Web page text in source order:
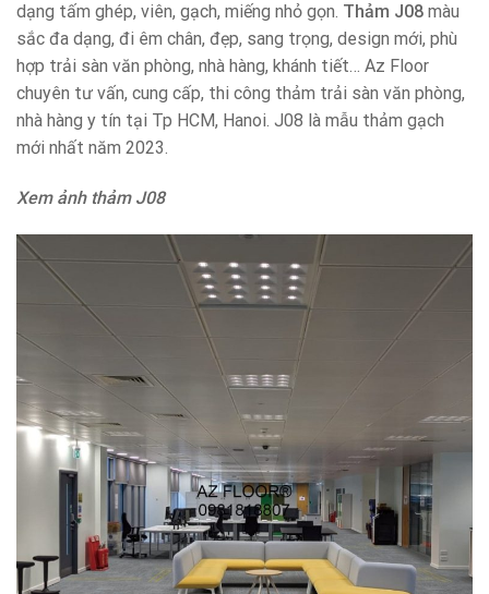
dạng tấm ghép, viên, gạch, miếng nhỏ gọn. Thảm J08 màu
sắc đa dạng, đi êm chân, đẹp, sang trọng, design mới, phù
hợp trải sàn văn phòng, nhà hàng, khánh tiết… Az Floor
chuyên tư vấn, cung cấp, thi công thảm trải sàn văn phòng,
nhà hàng y tín tại Tp HCM, Hanoi. J08 là mẫu thảm gạch
mới nhất năm 2023.
Xem ảnh thảm J08